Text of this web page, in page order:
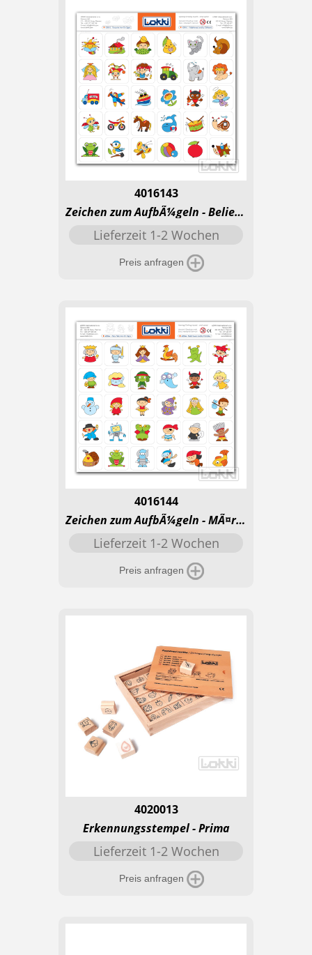
4016143
Zeichen zum AufbÃ¼geln - Beliebte Motive
Lieferzeit 1-2 Wochen
Preis anfragen
4016144
Zeichen zum AufbÃ¼geln - MÃ¤rchen
Lieferzeit 1-2 Wochen
Preis anfragen
4020013
Erkennungsstempel - Prima
Lieferzeit 1-2 Wochen
Preis anfragen